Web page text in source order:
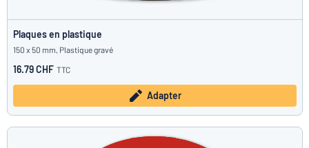
Plaques en plastique
150 x 50 mm, Plastique gravé
16.79 CHF TTC
Adapter